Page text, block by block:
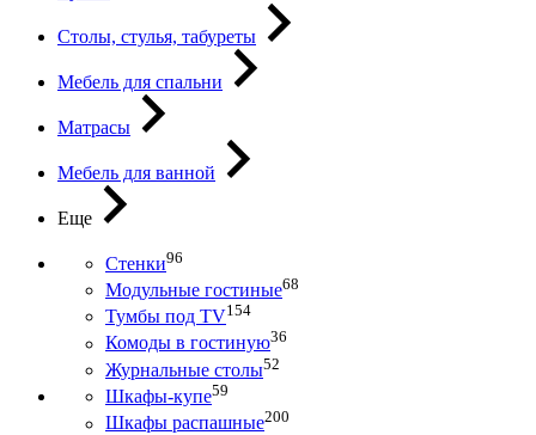
Столы, стулья, табуреты
Мебель для спальни
Матрасы
Мебель для ванной
Еще
Стенки96
Модульные гостиные68
Тумбы под ТV154
Комоды в гостиную36
Журнальные столы52
Шкафы-купе59
Шкафы распашные200